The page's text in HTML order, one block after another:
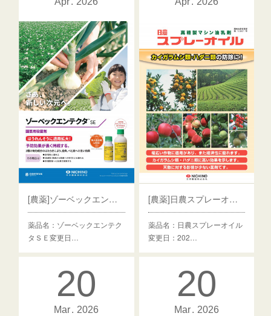
[農薬]ゾーベックエンテクタＳＥ
薬品名：ゾーベックエンテク
タＳＥ変更日…
[農薬]日農スプレーオイル
薬品名：日農スプレーオイル
変更日：202…
20
Mar 2026
20
Mar 2026